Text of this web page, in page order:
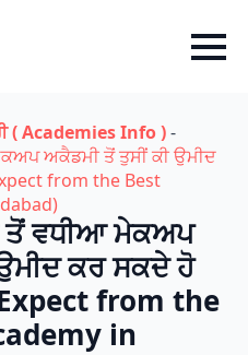
( Academies Info )-
ਅਕੈਡਮੀ ਤੋਂ ਤੁਸੀਂ ਕੀ ਉਮੀਦ
from the Best
ਤੋਂ ਵਧੀਆ ਮੇਕਅਪ
ਕਰ ਸਕਦੇ ਹੋ
from the
in